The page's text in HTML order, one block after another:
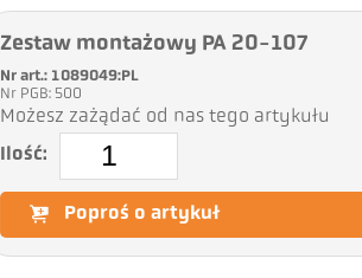
Zestaw montażowy PA 20-107
Nr art.: 1089049:PL
Nr PGB: 500
Możesz zażądać od nas tego artykułu
Ilość:
Poproś o artykuł